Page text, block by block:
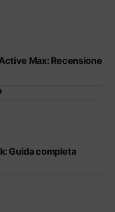
Max: Recensione
Guida completa